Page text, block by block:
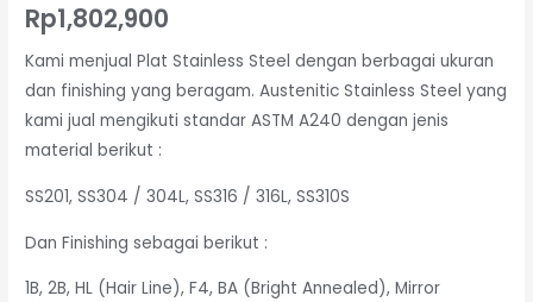
Rp1,802,900
Kami menjual Plat Stainless Steel dengan berbagai ukuran
dan finishing yang beragam. Austenitic Stainless Steel yang
kami jual mengikuti standar ASTM A240 dengan jenis
material berikut :
SS201, SS304 / 304L, SS316 / 316L, SS310S
Dan Finishing sebagai berikut :
1B, 2B, HL (Hair Line), F4, BA (Bright Annealed), Mirror